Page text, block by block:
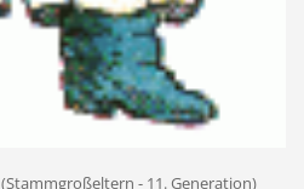
(Stammgroßeltern - 11. Generation)